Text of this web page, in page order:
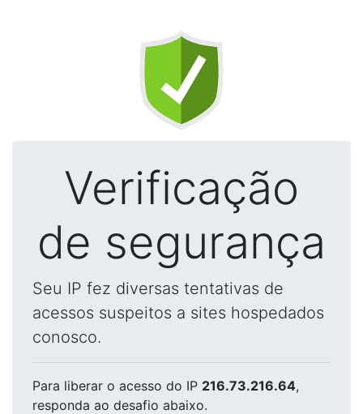
Verificação
de segurança
Seu IP fez diversas tentativas de
acessos suspeitos a sites hospedados
conosco.
Para liberar o acesso do IP 216.73.216.64,
responda ao desafio abaixo.